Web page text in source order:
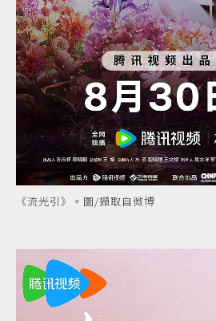
《流光引》。圖/擷取自微博